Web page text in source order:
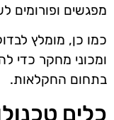
מפגשים ופורומים
כמו כן, מומלץ
ומכוני מחקר כדי
בתחום החקלאות.
כלים